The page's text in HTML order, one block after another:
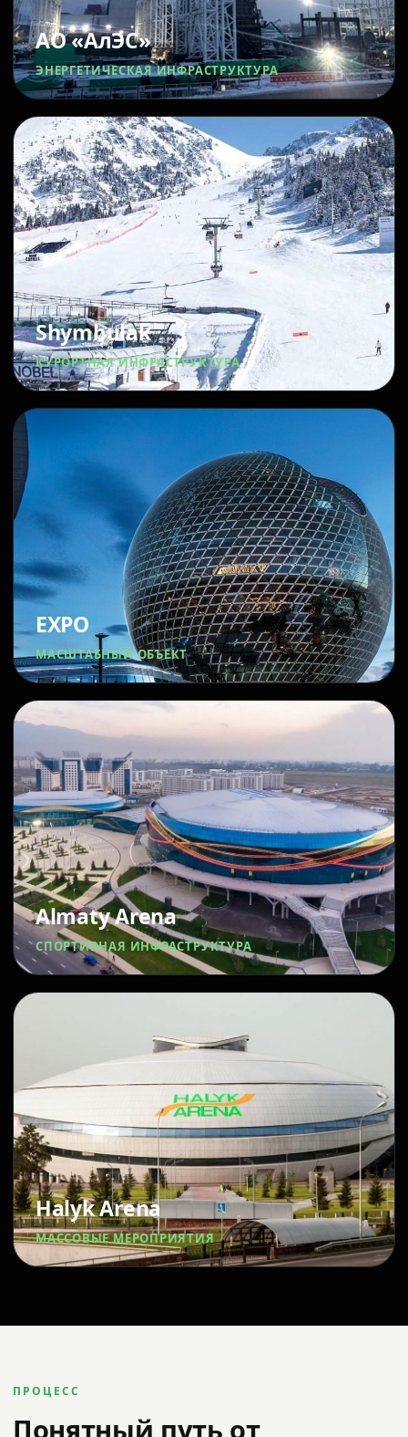
АО «АлЭС»
ЭНЕРГЕТИЧЕСКАЯ ИНФРАСТРУКТУРА
Shymbulak
КУРОРТНАЯ ИНФРАСТРУКТУРА
EXPO
МАСШТАБНЫЙ ОБЪЕКТ
Almaty Arena
СПОРТИВНАЯ ИНФРАСТРУКТУРА
Halyk Arena
МАССОВЫЕ МЕРОПРИЯТИЯ
ПРОЦЕСС
Понятный путь от